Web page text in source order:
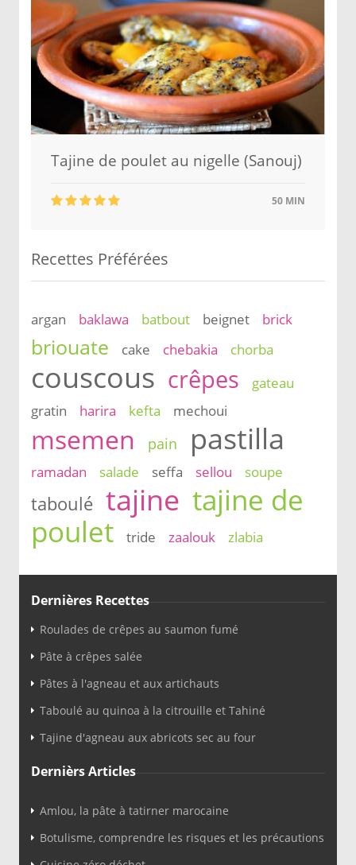
Tajine de poulet au nigelle (Sanouj)
50 MIN
Recettes Préférées
argan baklawa batbout beignet brick
briouate cake chebakia chorba
couscous crêpes
gateau
gratin
harira kefta mechoui
msemen pain pastilla
ramadan salade seffa sellou soupe
taboulé tajine tajine de
poulet
tride zaalouk zlabia
Dernières Recettes
Roulades de crêpes au saumon fumé
Pâte à crêpes salée
Pâtes à l'agneau et aux artichauts
Taboulé au quinoa à la citrouille et Tahiné
Tajine d'agneau aux abricots sec au four
Dernièrs Articles
Amlou, la pâte à tatirner marocaine
Botulisme, comprendre les risques et les précautions